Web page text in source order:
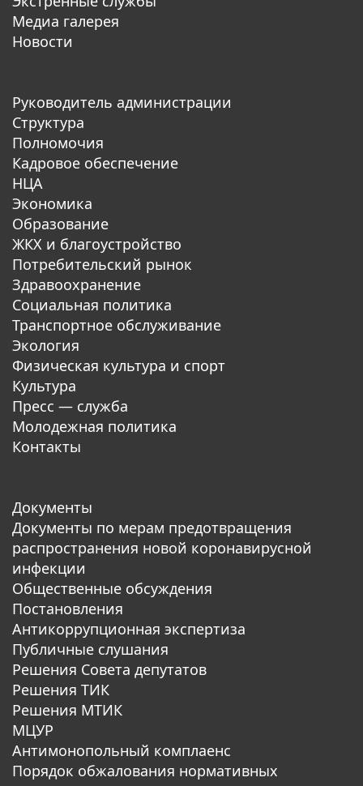
Медиа галерея
Новости
Руководитель администрации
Структура
Полномочия
Кадровое обеспечение
НЦА
Экономика
Образование
ЖКХ и благоустройство
Потребительский рынок
Здравоохранение
Социальная политика
Транспортное обслуживание
Экология
Физическая культура и спорт
Культура
Пресс — служба
Молодежная политика
Контакты
Документы
Документы по мерам предотвращения
распространения новой коронавирусной
инфекции
Общественные обсуждения
Постановления
Антикоррупционная экспертиза
Публичные слушания
Решения Совета депутатов
Решения ТИК
Решения МТИК
МЦУР
Антимонопольный комплаенс
Порядок обжалования нормативных